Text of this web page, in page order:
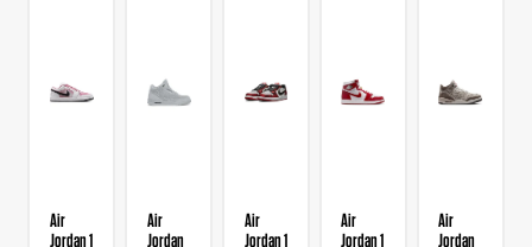
Air
Jordan 1
Air
Jordan
Air
Jordan 1
Air
Jordan 1
Air
Jordan